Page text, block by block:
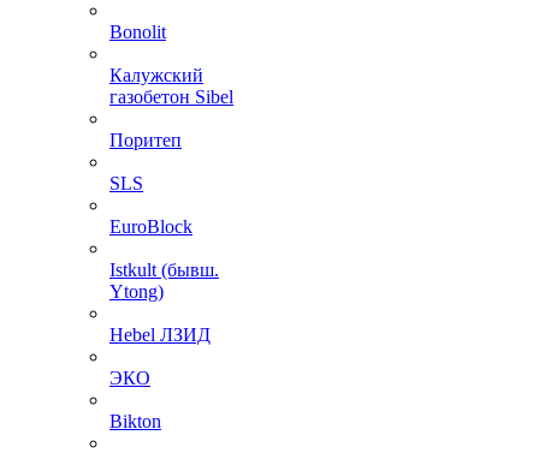
Bonolit
Калужский
газобетон Sibel
Поритеп
SLS
EuroBlock
Istkult (бывш.
Ytong)
Hebel ЛЗИД
ЭКО
Bikton